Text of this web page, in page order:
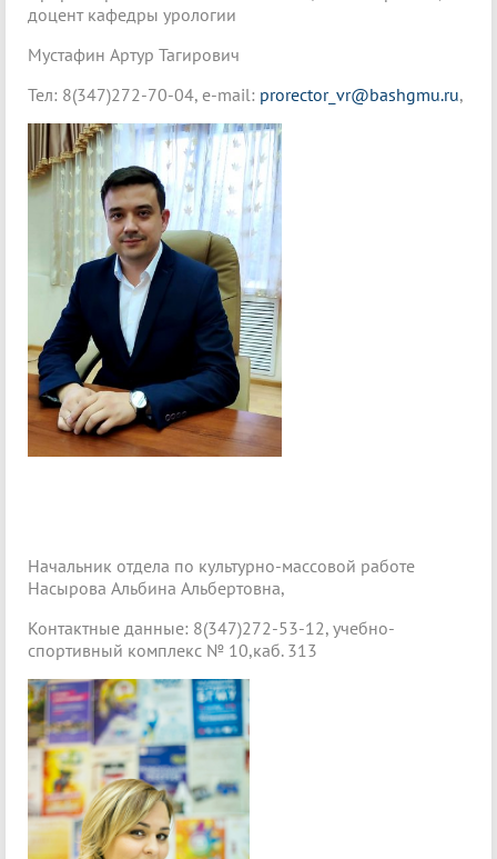
доцент кафедры урологии
Мустафин Артур Тагирович
Тел: 8(347)272-70-04, e-mail: prorector_vr@bashgmu.ru,
Начальник отдела по культурно-массовой работе
Насырова Альбина Альбертовна,
Контактные данные: 8(347)272-53-12, учебно-
спортивный комплекс № 10,каб. 313